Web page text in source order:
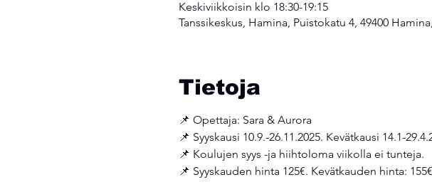
Keskiviikkoisin klo 18:30-19:15
Tanssikeskus, Hamina, Puistokatu 4, 49400
Tietoja
📌 Opettaja: Sara & Aurora
📌 Syyskausi 10.9.-26.11.2025. Kevätkausi 14.1-
📌 Koulujen syys -ja hiihtoloma viikolla ei tunteja.
📌 Syyskauden hinta 125€. Kevätkauden hinta: 155€